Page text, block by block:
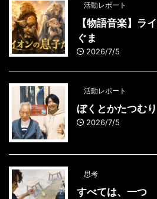
活動レポート
【物語音楽】ラ
ぐま
2026/7/5
活動レポート
ぼくとかたつむり
2026/7/5
思考
すべては、一つ